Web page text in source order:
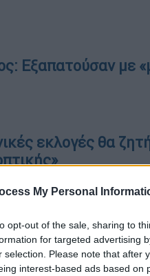
My Personal
opt-out of the sale, sharing to
for targeted advertising
selection. Please note that after
interest-based ads based
Εξαπατούσαν με
εκλογές θα
μεταβολή. Θα
υπόλοιπες περιοχές
27 με 28 βαθμούς